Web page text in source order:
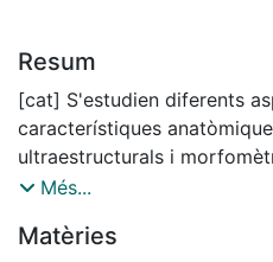
Resum
[cat] S'estudien diferents
característiques
ultraestructurals i
que formen l'òrgan de la
Neomys fodiens, Crocidura
Més...
Matèries